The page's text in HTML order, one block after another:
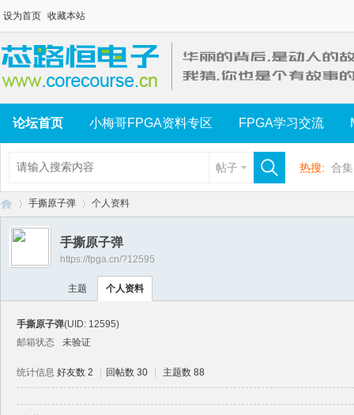
设为首页 收藏本站
论坛首页 小梅哥FPGA资料专区 FPGA学习交流
帖子 热搜: 合集
›
手撕原子弹 个人资料
手撕原子弹
https://fpga.cn/?12595
主题 个人资料
手撕原子弹(UID: 12595)
邮箱状态
未验证
统计信息 好友数 2 回帖数 30 主题数 88